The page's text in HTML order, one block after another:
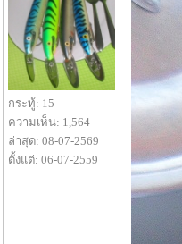
กระทู้: 15
ความเห็น: 1,564
ล่าสุด: 08-07-2569
ตั้งแต่: 06-07-2559